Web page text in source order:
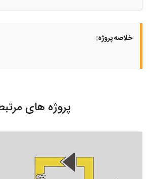
خلاصه پروژه:
پروژه های